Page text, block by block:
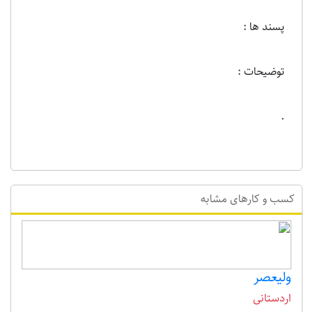
پسند ها :
توضیحات :
.
کسب و کارهای مشابه
ولیعصر
اردستانی